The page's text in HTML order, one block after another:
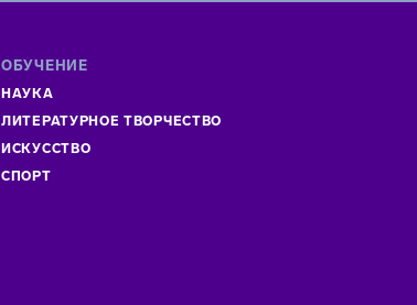
ОБУЧЕНИЕ
НАУКА
ЛИТЕРАТУРНОЕ ТВОРЧЕСТВО
ИСКУСCТВО
СПОРТ